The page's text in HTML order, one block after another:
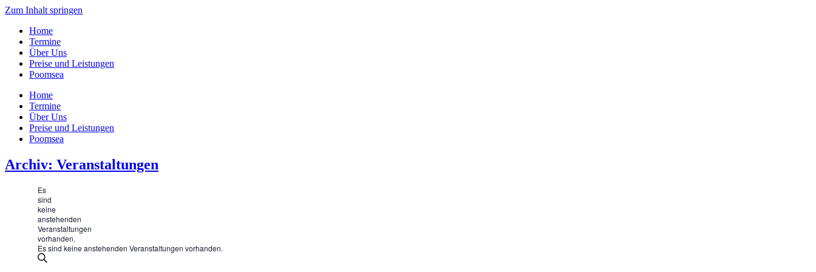
Zum Inhalt springen
Home
Termine
Über Uns
Preise und Leistungen
Poomsea
Home
Termine
Über Uns
Preise und Leistungen
Poomsea
Archiv: Veranstaltungen
Es
sind
keine
anstehenden
Veranstaltungen
vorhanden.
Es sind keine anstehenden Veranstaltungen vorhanden.
Veranstaltungen